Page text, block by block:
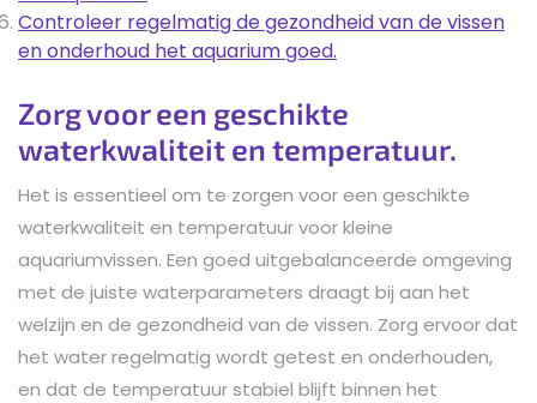
Controleer regelmatig de gezondheid van de vissen
en onderhoud het aquarium goed.
Zorg voor een geschikte
waterkwaliteit en temperatuur.
Het is essentieel om te zorgen voor een geschikte
waterkwaliteit en temperatuur voor kleine
aquariumvissen. Een goed uitgebalanceerde omgeving
met de juiste waterparameters draagt bij aan het
welzijn en de gezondheid van de vissen. Zorg ervoor dat
het water regelmatig wordt getest en onderhouden,
en dat de temperatuur stabiel blijft binnen het